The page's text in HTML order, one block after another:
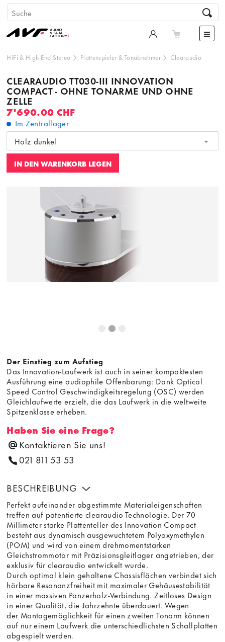
HiFi & High End Stereo Plattenspieler & Tonabnehmer Clearaudio
CLEARAUDIO TT030-III INNOVATION
COMPACT - OHNE TONARME UND OHNE
ZELLE
7'690.00 CHF
Im Zentrallager
Holz dunkel
IN DEN WARENKORB LEGEN
Der Einstieg zum Aufstieg
Das Innovation-Laufwerk ist auch in seiner kompaktesten
Ausführung eine audiophile Offenbarung: Dank Optical
Speed Control Geschwindigkeitsregelung (OSC) werden
Gleichlaufwerte erzielt, die das Laufwerk in die weltweite
Spitzenklasse erheben.
Haben Sie eine Frage?
Kontaktieren Sie uns!
021 811 53 53
BESCHREIBUNG
Perfekt aufeinander abgestimmte Materialeigenschaften
treffen auf patentierte clearaudio-Technologie. Der 70
Millimeter starke Plattenteller des Innovation Compact
besteht aus dynamisch ausgewuchtetem Polyoxymethylen
(POM) und wird von einem drehmomentstarken
Gleichstrommotor mit Präzisionsgleitlager angetrieben, der
exklusiv für clearaudio entwickelt wurde.
Durch optimal klein gehaltene Chassisflächen verbindet sich
hörbare Resonanzfreiheit mit maximaler Gehäusestabilität
in einer massiven Panzerholz-Verbindung. Zeitloses Design
in einer Qualität, die Jahrzehnte überdauert. Wegen
der Montagemöglichkeit für einen zweiten Tonarm können
auf nur einem Laufwerk die unterschiedlichsten Schallplatten
abgespielt werden.